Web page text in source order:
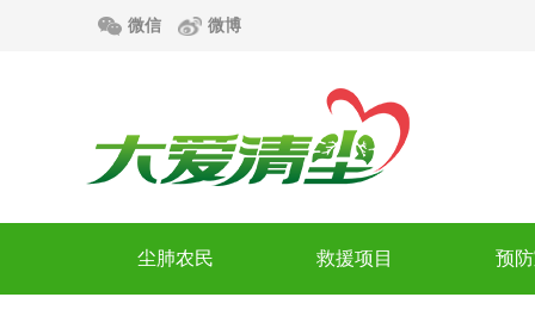
微信 微博
尘肺农民 救援项目 预